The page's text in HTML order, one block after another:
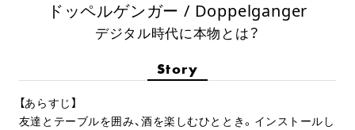
ドッペルゲンガー / Doppelganger
デジタル時代に本物とは？
Story
【あらすじ】
友達とテーブルを囲み、酒を楽しむひととき。インストールし